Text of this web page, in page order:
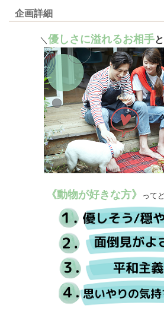
企画詳細
＼ 優しさに溢れるお相手
《動物が好きな方》 って